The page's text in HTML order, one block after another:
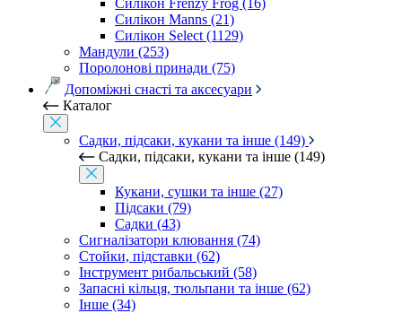
Силікон Frenzy Frog (16)
Силікон Manns (21)
Силікон Select (1129)
Мандули (253)
Поролонові принади (75)
Допоміжні снасті та аксесуари
Каталог
Садки, підсаки, кукани та інше (149)
Садки, підсаки, кукани та інше (149)
Кукани, сушки та інше (27)
Підсаки (79)
Садки (43)
Сигналізатори клювання (74)
Стойки, підставки (62)
Інструмент рибальський (58)
Запасні кільця, тюльпани та інше (62)
Інше (34)